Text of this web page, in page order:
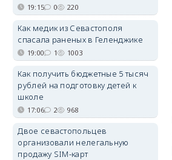
19:15 0 220
Как медик из Севастополя
спасала раненых в Геленджике
19:00 1 1003
Как получить бюджетные 5 тысяч
рублей на подготовку детей к
школе
17:06 2 968
Двое севастопольцев
организовали нелегальную
продажу SIM-карт